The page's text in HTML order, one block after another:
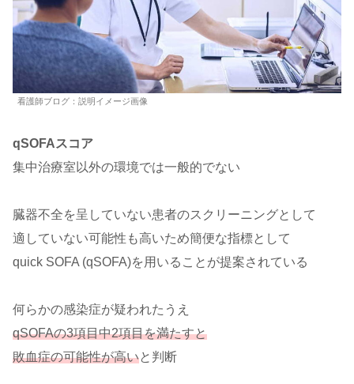
看護師ブログ：説明イメージ画像
qSOFAスコア
集中治療室以外の環境では一般的でない
臓器不全を呈していない患者のスクリーニングとして
適していない可能性も高いため簡便な指標として
quick SOFA (qSOFA)を用いることが提案されている
何らかの感染症が疑われたうえ
qSOFAの3項目中2項目を満たすと
敗血症の可能性が高いと判断